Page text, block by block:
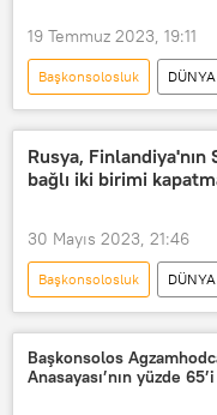
19 Temmuz 2023, 19:11
Başkonsolosluk
DÜNYA
Finlandiya
Rusya
Rusya,
bağlı iki birimi
30 Mayıs 2023, 21:46
Başkonsolosluk DÜNYA
Rusya
Başkonsolos
Anasayası’nın yüzde